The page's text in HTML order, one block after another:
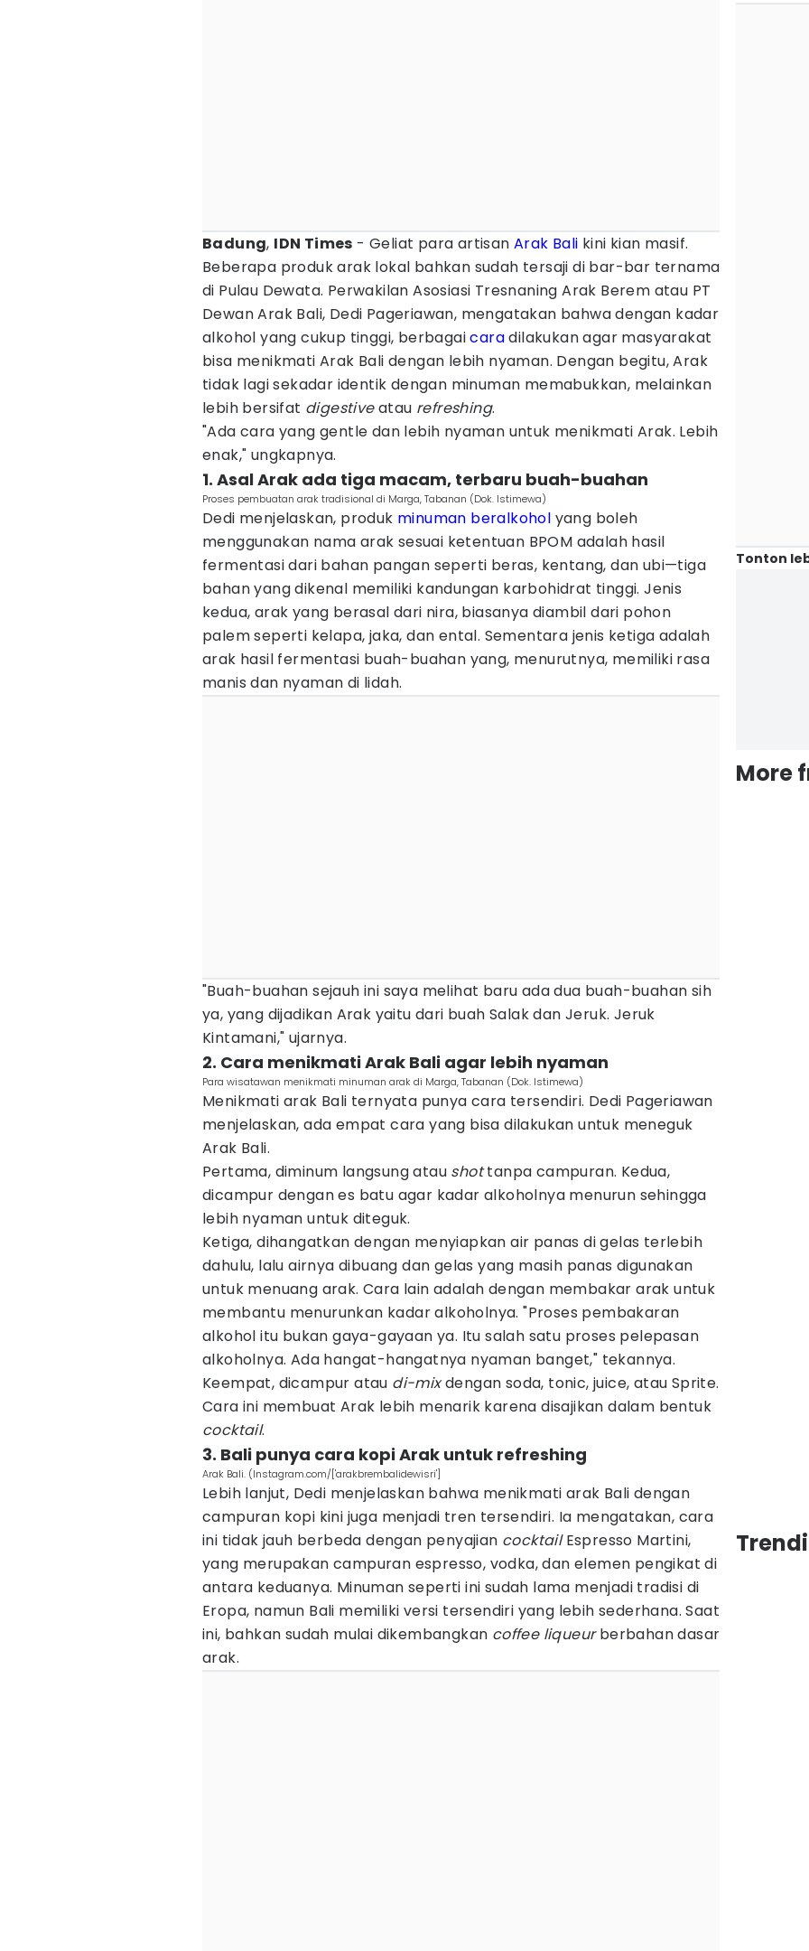
Badung, IDN Times - Geliat para artisanArak Bali kini kian masif.
Beberapa produk arak lokal bahkan sudah tersaji di bar-bar ternama
di Pulau Dewata. Perwakilan Asosiasi Tresnaning Arak Berem atau PT
Dewan Arak Bali, Dedi Pageriawan, mengatakan bahwa dengan kadar
alkohol yang cukup tinggi, berbagaicaradilakukan agar masyarakat
bisa menikmati Arak Bali dengan lebih nyaman. Dengan begitu, Arak
tidak lagi sekadar identik dengan minuman memabukkan, melainkan
lebih bersifat digestiveatau refreshing.
"Ada cara yang gentle dan lebih nyaman untuk menikmati Arak. Lebih
enak," ungkapnya.
1. Asal Arak ada tiga macam, terbaru buah-buahan
Proses pembuatan arak tradisional di Marga, Tabanan (Dok. Istimewa)
Dedi menjelaskan, produk minuman beralkohol yang boleh
menggunakan nama arak sesuai ketentuan BPOM adalah hasil
fermentasi dari bahan pangan seperti beras, kentang, dan ubi—tiga
bahan yang dikenal memiliki kandungan karbohidrat tinggi. Jenis
kedua, arak yang berasal dari nira, biasanya diambil dari pohon
palem seperti kelapa, jaka, dan ental. Sementara jenis ketiga adalah
arak hasil fermentasi buah-buahan yang, menurutnya, memiliki rasa
manis dan nyaman di lidah.
"Buah-buahan sejauh ini saya melihat baru ada dua buah-buahan sih
ya, yang dijadikan Arak yaitu dari buah Salak dan Jeruk. Jeruk
Kintamani," ujarnya.
2. Cara menikmati Arak Bali agar lebih nyaman
Para wisatawan menikmati minuman arak di Marga, Tabanan (Dok. Istimewa)
Menikmati arak Bali ternyata punya cara tersendiri. Dedi Pageriawan
menjelaskan, ada empat cara yang bisa dilakukan untuk meneguk
Arak Bali.
Pertama, diminum langsung atau shottanpa campuran. Kedua,
dicampur dengan es batu agar kadar alkoholnya menurun sehingga
lebih nyaman untuk diteguk.
Ketiga, dihangatkan dengan menyiapkan air panas di gelas terlebih
dahulu, lalu airnya dibuang dan gelas yang masih panas digunakan
untuk menuang arak. Cara lain adalah dengan membakar arak untuk
membantu menurunkan kadar alkoholnya. "Proses pembakaran
alkohol itu bukan gaya-gayaan ya. Itu salah satu proses pelepasan
alkoholnya. Ada hangat-hangatnya nyaman banget," tekannya.
Keempat, dicampur atau di-mixdengan soda, tonic, juice, atau Sprite.
Cara ini membuat Arak lebih menarik karena disajikan dalam bentuk
cocktail.
3. Bali punya cara kopi Arak untuk refreshing
Arak Bali. (Instagram.com/['arakbrembalidewisri']
Lebih lanjut, Dedi menjelaskan bahwa menikmati arak Bali dengan
campuran kopi kini juga menjadi tren tersendiri. Ia mengatakan, cara
ini tidak jauh berbeda dengan penyajian cocktailEspresso Martini,
yang merupakan campuran espresso, vodka, dan elemen pengikat di
antara keduanya. Minuman seperti ini sudah lama menjadi tradisi di
Eropa, namun Bali memiliki versi tersendiri yang lebih sederhana. Saat
ini, bahkan sudah mulai dikembangkan coffee liqueurberbahan dasar
arak.
Tonton
More